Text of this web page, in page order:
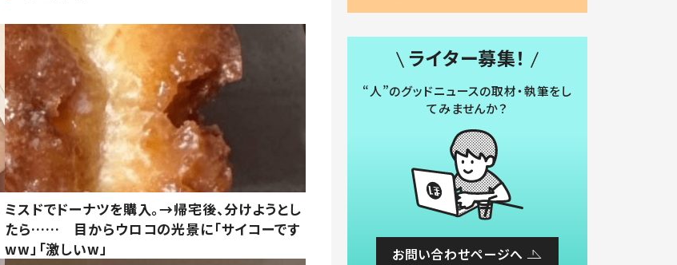
ミスドでドーナツを購入。→帰宅後、分けようとし
たら…… 目からウロコの光景に「サイコーです
ww」「激しいw」
ライター募集！
“人”のグッドニュースの取材・執筆をし
てみませんか？
お問い合わせページへ